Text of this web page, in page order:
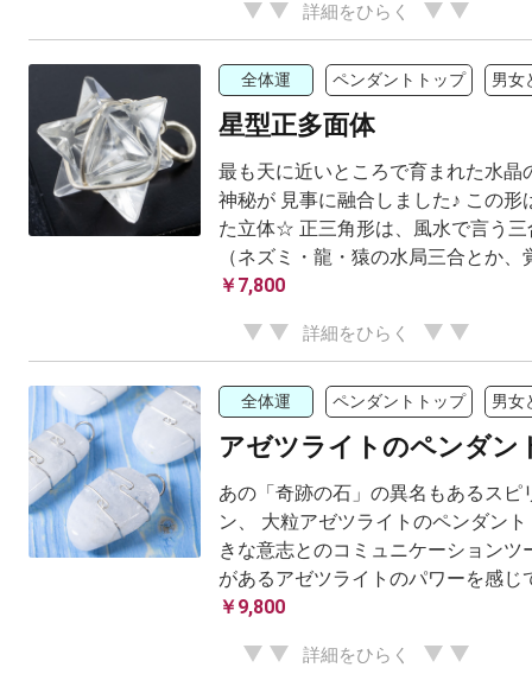
詳細をひらく
全体運 ペンダントトップ 男女
星型正多面体
最も天に近いところで育まれた水晶
神秘が 見事に融合しました♪ この形
た立体☆ 正三角形は、風水で言う
（ネズミ・龍・猿の水局三合とか、
￥7,800
詳細をひらく
全体運 ペンダントトップ 男女
アゼツライトのペンダン
あの「奇跡の石」の異名もあるスピ
ン、 大粒アゼツライトのペンダン
きな意志とのコミュニケーションツ
があるアゼツライトのパワーを感じ
￥9,800
詳細をひらく